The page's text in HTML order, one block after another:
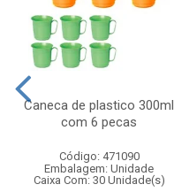
Caneca de plastico 300ml
com 6 pecas
Código: 471090
Embalagem: Unidade
Caixa Com: 30 Unidade(s)